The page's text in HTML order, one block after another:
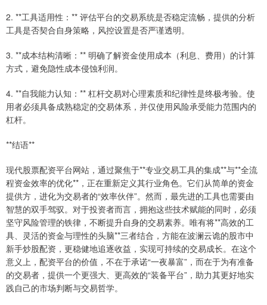
2. **工具适用性：** 评估平台的交易系统是否稳定流畅，提供的分析
工具是否契合自身策略，风控设置是否严谨透明。
3. **成本结构清晰：** 明确了解资金使用成本（利息、费用）的计算
方式，避免隐性成本侵蚀利润。
4. **自我能力认知：** 杠杆交易对心理素质和纪律性是终极考验。使
用者必须具备成熟稳定的交易体系，并仅使用风险承受能力范围内的
杠杆。
**结语**
现代股票配资平台网站，通过聚焦于**专业交易工具的集成**与**全流
程资金效率的优化**，正在重新定义其行业角色。它们从简单的资金
提供方，进化为交易者的“效率伙伴”。然而，最先进的工具也需要由
智慧的双手驾驭。对于投资者而言，拥抱这些技术赋能的同时，必须
坚守风险管理的铁律，不断提升自身的交易素养。唯有将**高效的工
具、灵活的资金与理性的头脑**三者结合，方能在波澜云诡的股市中
新手炒股配资，更稳健地追逐收益，实现可持续的交易成长。在这个
意义上，配资平台的价值，不在于承诺“一夜暴富”，而在于为有准备
的交易者，提供一个更强大、更高效的“装备平台”，助力其更好地实
践自己的市场判断与交易哲学。